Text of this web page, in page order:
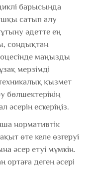
барысында
сатып алу
әдетте ең
сондықтан
маңызды
мерзімді
қызмет
әсерін ескеріңіз.
нормативтік
өте келе өзгеруі
әсер етуі мүмкін.
ортаға деген әсері